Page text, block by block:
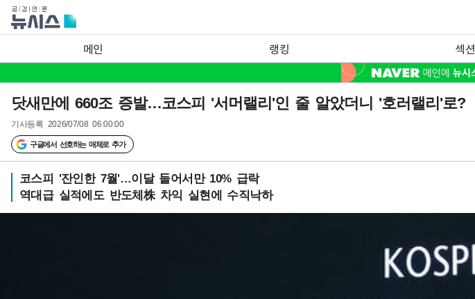
메인 랭킹 섹션
닷새만에 660조 증발…코스피 '서머랠리'인 줄 알았더니 '호러랠리'로?
기사등록 2026/07/08 06:00:00
구글에서 선호하는 매체로 추가
코스피 '잔인한 7월'…이달 들어서만 10% 급락
역대급 실적에도 반도체株 차익 실현에 수직낙하